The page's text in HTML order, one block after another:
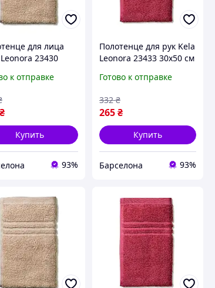
для лица
23430
barca
к отправке
₴
Купить
93%
Полотенце для рук Kela
Leonora 23433 30х50 см
barca
Готово к отправке
265₴
332 ₴
Купить
Барселона 93%